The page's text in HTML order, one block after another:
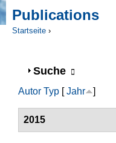
Publications
Startseite ›
Anzeigen
Suche
Autor Typ [Jahr ]
2015